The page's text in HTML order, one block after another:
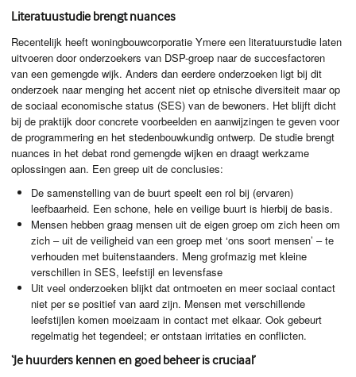
Literatuustudie brengt nuances
Recentelijk heeft woningbouwcorporatie Ymere een literatuurstudie laten
uitvoeren door onderzoekers van DSP-groep naar de succesfactoren
van een gemengde wijk. Anders dan eerdere onderzoeken ligt bij dit
onderzoek naar menging het accent niet op etnische diversiteit maar op
de sociaal economische status (SES) van de bewoners. Het blijft dicht
bij de praktijk door concrete voorbeelden en aanwijzingen te geven voor
de programmering en het stedenbouwkundig ontwerp. De studie brengt
nuances in het debat rond gemengde wijken en draagt werkzame
oplossingen aan. Een greep uit de conclusies:
De samenstelling van de buurt speelt een rol bij (ervaren)
leefbaarheid. Een schone, hele en veilige buurt is hierbij de basis.
Mensen hebben graag mensen uit de eigen groep om zich heen om
zich – uit de veiligheid van een groep met ‘ons soort mensen’ – te
verhouden met buitenstaanders. Meng grofmazig met kleine
verschillen inSES, leefstijl en levensfase
Uit veel onderzoeken blijkt dat ontmoeten en meer sociaal contact
niet per se positief van aard zijn. Mensen met verschillende
leefstijlen komen moeizaam in contact met elkaar. Ook gebeurt
regelmatig het tegendeel; er ontstaan irritaties en conflicten.
‘Je huurders kennen en goed beheer is cruciaal’